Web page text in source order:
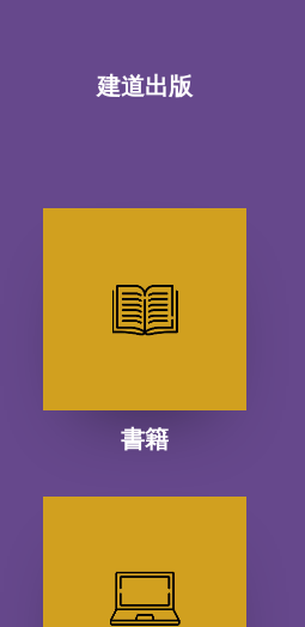
建道出版
書籍